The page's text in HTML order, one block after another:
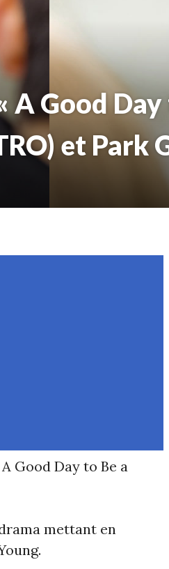
Good Day
et Park
Good Day to Be a
mettant en